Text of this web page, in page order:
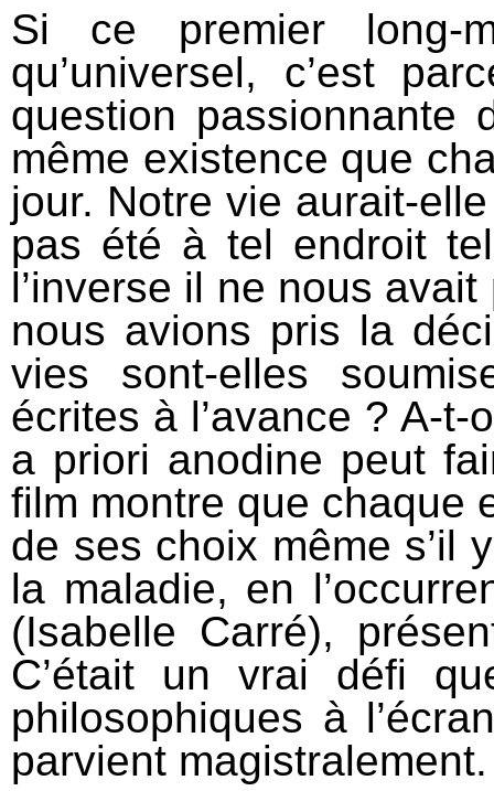
Si ce premier long-
qu’universel, c’est
question passionnante
même existence que
jour. Notre vie aurait-
pas été à tel endroit
l’inverse il ne nous
nous avions pris la
vies sont-elles
écrites à l’avance ? A-t-
a priori anodine peut
film montre que chaque
de ses choix même s’il
la maladie, en
(Isabelle Carré),
C’était un vrai défi
philosophiques à
parvient magistralement.